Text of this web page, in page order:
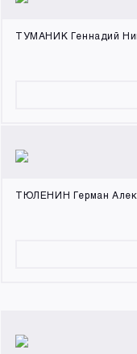
ТУМАНИК Геннадий
ТЮЛЕНИН Герман